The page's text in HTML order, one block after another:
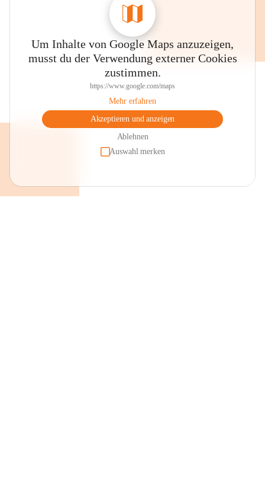
Um Inhalte von Google Maps anzuzeigen,
musst du der Verwendung externer Cookies
zustimmen.
https://www.google.com/maps
Mehr erfahren
Akzeptieren und anzeigen
Ablehnen
Auswahl merken